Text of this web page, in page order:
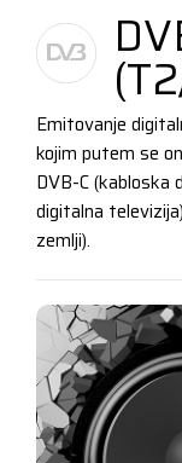
Emitovanje
kojim putem se
DVB-C
digitalna
zemlji).